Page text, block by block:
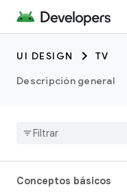
UI DESIGN
TV
Descripción general
Conceptos básicos